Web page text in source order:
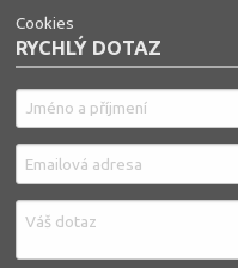
Cookies
RYCHLÝ DOTAZ